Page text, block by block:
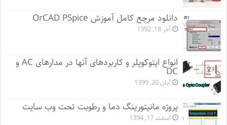
دانلود مرجع کامل آموزش OrCAD PSpice
آذر 18, 1392
انواع اپتوکوپلر و کاربردهای آنها در مدارهای AC و
DC
آبان 20, 1399
پروژه مانيتورينگ دما و رطوبت تحت وب سایت
اسفند 17, 1394